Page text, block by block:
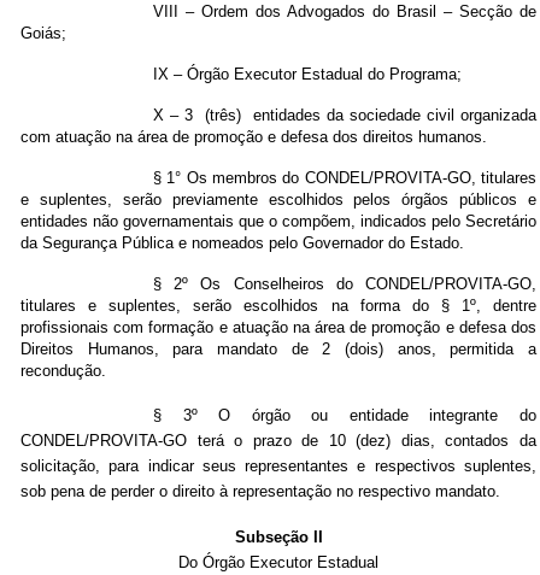
VIII – Ordem dos Advogados do Brasil – Secção de
Goiás;
IX – Órgão Executor Estadual do Programa;
X – 3 (três) entidades da sociedade civil organizada
com atuação na área de promoção e defesa dos direitos humanos.
§ 1° Os membros do CONDEL/PROVITA-GO, titulares
e suplentes, serão previamente escolhidos pelos órgãos públicos e
entidades não governamentais que o compõem, indicados pelo Secretário
da Segurança Pública e nomeados pelo Governador do Estado.
§ 2º Os Conselheiros do CONDEL/PROVITA-GO,
titulares e suplentes, serão escolhidos na forma do § 1º, dentre
profissionais com formação e atuação na área de promoção e defesa dos
Direitos Humanos, para mandato de 2 (dois) anos, permitida a
recondução.
§ 3º O órgão ou entidade integrante do
CONDEL/PROVITA-GO terá o prazo de 10 (dez) dias, contados da
solicitação, para indicar seus representantes e respectivos suplentes,
sob pena de perder o direito à representação no respectivo mandato.
Subseção II
Do Órgão Executor Estadual